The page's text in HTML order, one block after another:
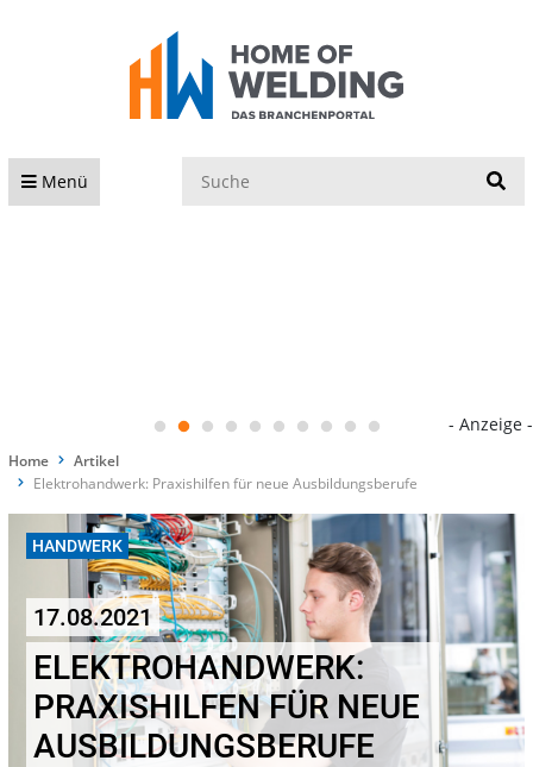
Menü
- Anzeige -
Home
Artikel
Elektrohandwerk: Praxishilfen für neue Ausbildungsberufe
HANDWERK
17.08.2021
ELEKTROHANDWERK:
PRAXISHILFEN FÜR NEUE
AUSBILDUNGSBERUFE